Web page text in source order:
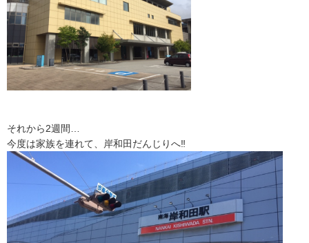
それから2週間…
今度は家族を連れて、岸和田だんじりへ‼︎